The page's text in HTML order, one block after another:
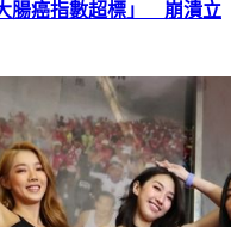
腸癌指數超標」 崩潰立